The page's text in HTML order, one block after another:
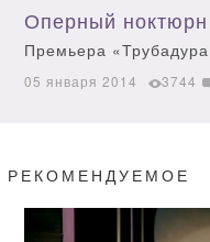
Оперный
Премьера
05 января 2014 3744
РЕКОМЕНДУЕМОЕ